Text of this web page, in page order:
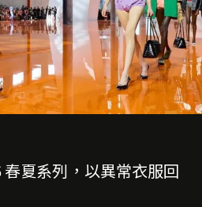
夏系列，以異常衣服回